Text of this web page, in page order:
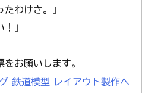
わけさ。」
」
お願いします。